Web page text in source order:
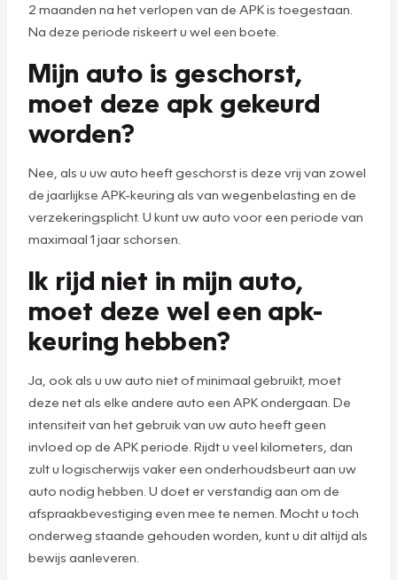
2 maanden na het verlopen van de APK is toegestaan.
Na deze periode riskeert u wel een boete.
Mijn auto is geschorst,
moet deze apk gekeurd
worden?
Nee, als u uw auto heeft geschorst is deze vrij van zowel
de jaarlijkse APK-keuring als van wegenbelasting en de
verzekeringsplicht. U kunt uw auto voor een periode van
maximaal 1 jaar schorsen.
Ik rijd niet in mijn auto,
moet deze wel een apk-
keuring hebben?
Ja, ook als u uw auto niet of minimaal gebruikt, moet
deze net als elke andere auto een APK ondergaan. De
intensiteit van het gebruik van uw auto heeft geen
invloed op de APK periode. Rijdt u veel kilometers, dan
zult u logischerwijs vaker een onderhoudsbeurt aan uw
auto nodig hebben. U doet er verstandig aan om de
afspraakbevestiging even mee te nemen. Mocht u toch
onderweg staande gehouden worden, kunt u dit altijd als
bewijs aanleveren.